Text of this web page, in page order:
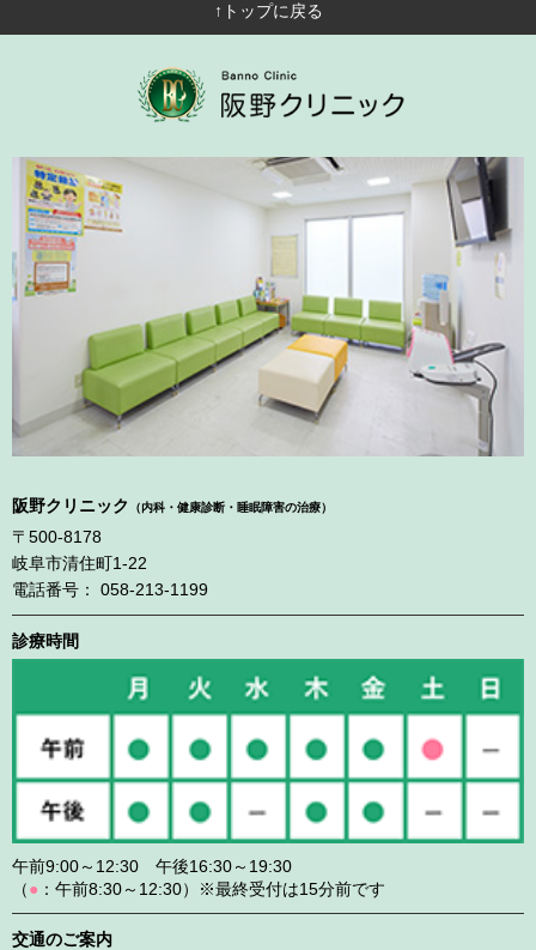
↑トップに戻る
阪野クリニック （内科・健康診断・睡眠障害の治療）
〒500-8178
岐阜市清住町1-22
電話番号： 058-213-1199
診療時間
午前9:00～12:30 午後16:30～19:30
（● ：午前8:30～12:30）※最終受付は15分前です
交通のご案内